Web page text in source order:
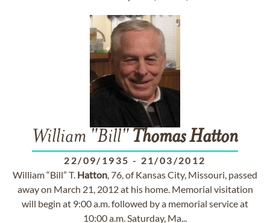
William "Bill" ThomasHatton
22/09/1935 - 21/03/2012
William “Bill” T. Hatton, 76, of Kansas City, Missouri, passed
away on March 21, 2012 at his home. Memorial visitation
will begin at 9:00 a.m. followed by a memorial service at
10:00 a.m. Saturday, Ma...